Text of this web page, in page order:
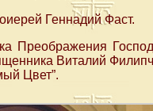
Геннадий Фаст.
Преображения
Виталий
Цвет”.